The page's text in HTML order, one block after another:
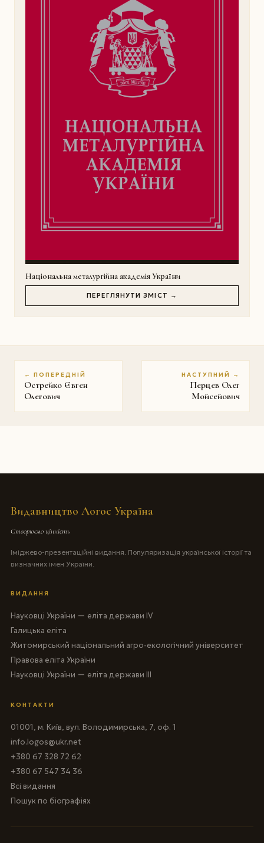
Національна металургійна академія України
ПЕРЕГЛЯНУТИ ЗМІСТ →
← ПОПЕРЕДНІЙ
Острейко Євген
Олегович
НАСТУПНИЙ →
Перцев Олег
Мойсейович
Видавництво Логос Україна
Створюємо цінність
Іміджево-презентаційні видання. Популяризація української історії та
визначних імен України.
ВИДАННЯ
Науковці України — еліта держави IV
Галицька еліта
Житомирський національний агро-екологічний університет
Правова еліта України
Науковці України — еліта держави III
КОНТАКТИ
01001, м. Київ, вул. Володимирська, 7, оф. 1
info.logos@ukr.net
+380 67 328 72 62
+380 67 547 34 36
Всі видання
Пошук по біографіях